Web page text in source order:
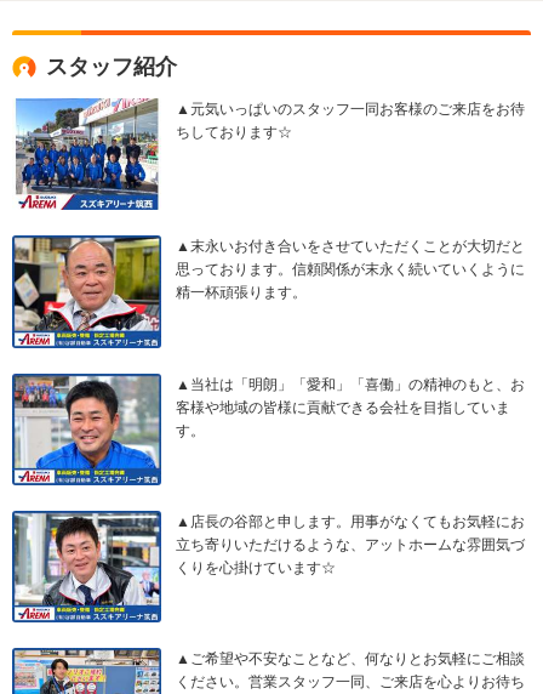
スタッフ紹介
▲元気いっぱいのスタッフ一同お客様のご来店をお待
ちしております☆
▲末永いお付き合いをさせていただくことが大切だと
思っております。信頼関係が末永く続いていくように
精一杯頑張ります。
▲当社は「明朗」「愛和」「喜働」の精神のもと、お
客様や地域の皆様に貢献できる会社を目指していま
す。
▲店長の谷部と申します。用事がなくてもお気軽にお
立ち寄りいただけるような、アットホームな雰囲気づ
くりを心掛けています☆
▲ご希望や不安なことなど、何なりとお気軽にご相談
ください。営業スタッフ一同、ご来店を心よりお待ち